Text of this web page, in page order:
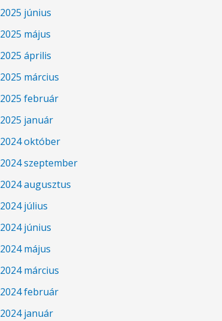
2025 június
2025 május
2025 április
2025 március
2025 február
2025 január
2024 október
2024 szeptember
2024 augusztus
2024 július
2024 június
2024 május
2024 március
2024 február
2024 január